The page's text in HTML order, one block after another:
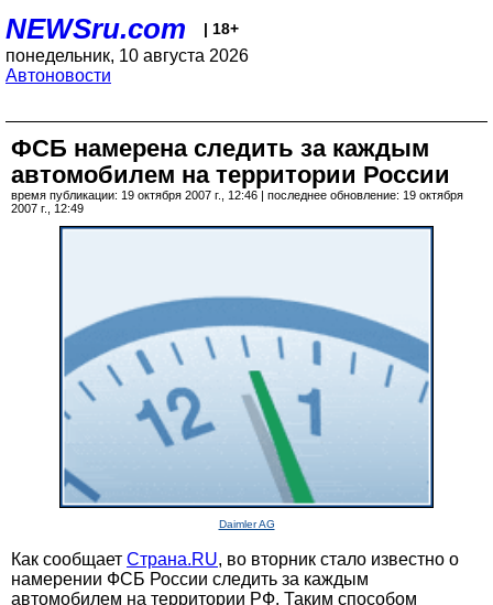
NEWSru.com | 18+
понедельник, 10 августа 2026
Автоновости
ФСБ намерена следить за каждым
автомобилем на территории России
время публикации: 19 октября 2007 г., 12:46 | последнее обновление: 19 октября
2007 г., 12:49
Daimler AG
Как сообщает Страна.RU, во вторник стало известно о
намерении ФСБ России следить за каждым
автомобилем на территории РФ. Таким способом